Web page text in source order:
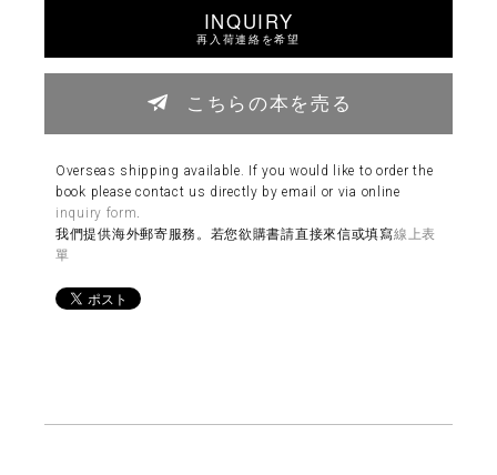
INQUIRY
再入荷連絡を希望
こちらの本を売る
Overseas shipping available. If you would like to order the
book please contact us directly by email or via online
inquiry form.
我們提供海外郵寄服務。若您欲購書請直接來信或填寫線上表
單